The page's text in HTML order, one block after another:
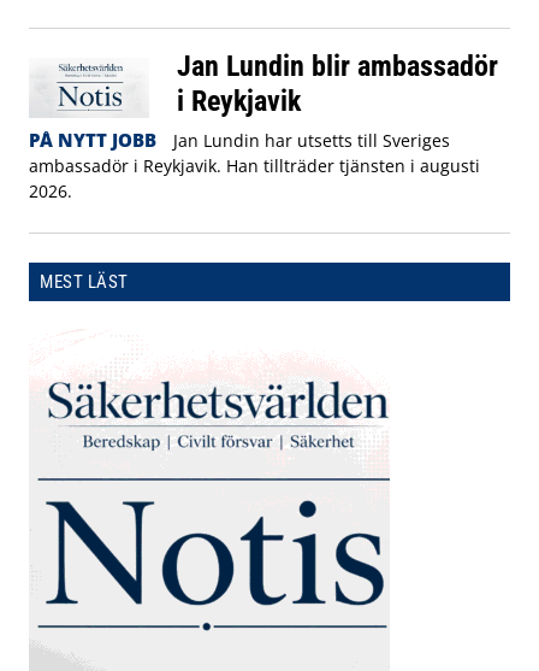
Jan Lundin blir ambassadör
i Reykjavik
PÅ NYTT JOBB
Jan Lundin har utsetts till Sveriges
ambassadör i Reykjavik. Han tillträder tjänsten i augusti
2026.
MEST LÄST